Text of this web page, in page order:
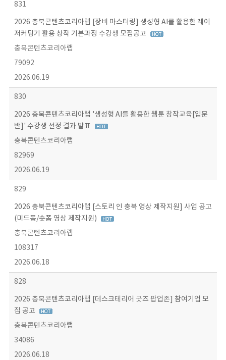
831
2026 충북콘텐츠코리아랩 [장비 마스터링] 생성형 AI를 활용한 레이
저커팅기 활용 창작 기본과정 수강생 모집공고
충북콘텐츠코리아랩
79092
2026.06.19
830
2026 충북콘텐츠코리아랩 '생성형 AI를 활용한 웹툰 창작교육[입문
반]' 수강생 선정 결과 발표
충북콘텐츠코리아랩
82969
2026.06.19
829
2026 충북콘텐츠코리아랩 [스토리 인 충북 영상 제작지원] 사업 공고
(미드폼/숏폼 영상 제작지원)
충북콘텐츠코리아랩
108317
2026.06.18
828
2026 충북콘텐츠코리아랩 [데스크테리어 굿즈 팝업존] 참여기업 모
집 공고
충북콘텐츠코리아랩
34086
2026.06.18